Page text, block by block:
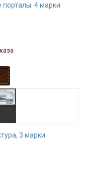
порталы. 4 марки
3 марки